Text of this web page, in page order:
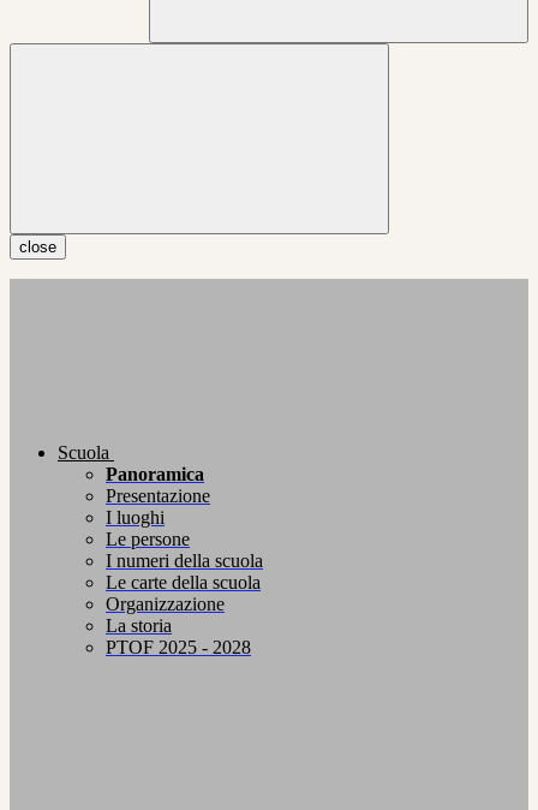
close
Scuola
Panoramica
Presentazione
I luoghi
Le persone
I numeri della scuola
Le carte della scuola
Organizzazione
La storia
PTOF 2025 - 2028